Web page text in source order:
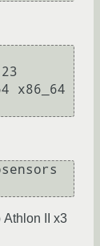
x86_64
Athlon II x3